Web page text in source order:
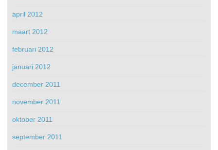
april 2012
maart 2012
februari 2012
januari 2012
december 2011
november 2011
oktober 2011
september 2011